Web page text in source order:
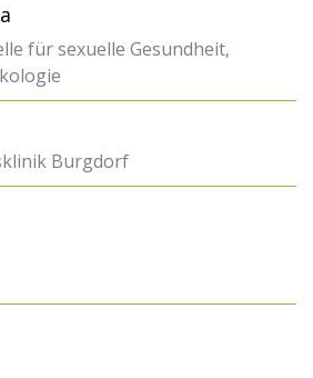
für sexuelle Gesundheit,
Burgdorf